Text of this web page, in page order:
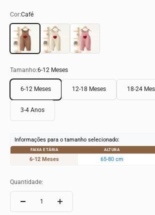
Cor:Café
Café
Bege Rosa
Tamanho:6-12 Meses
6-12 Meses 12-18 Meses 18-24
3-4 Anos
Informações para o tamanho selecionado:
FAIXA ETÁRIA ALTURA
6-12 Meses 65-80 cm
Quantidade: